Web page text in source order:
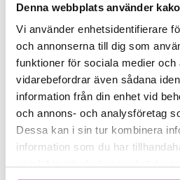
Denna webbplats använder
Vi använder enhetsidentifierare
och annonserna till dig som
funktioner för sociala medier
vidarebefordrar även sådana
information från din enhet vid
och annons- och analysföretag
Dessa kan i sin tur kombinera
information som du har
Serien produceras av
Per Janérus. Regi: Julia
Veronica Zacco. Exekutiv
Dahlberg och Kristoffer
är Film Stockholm och SF
distributör är Dynamic